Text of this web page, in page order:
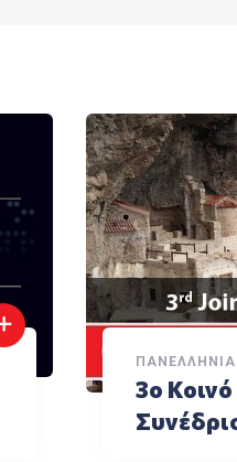
ΠΑΝΕΛΛΉΝΙΑ
3ο